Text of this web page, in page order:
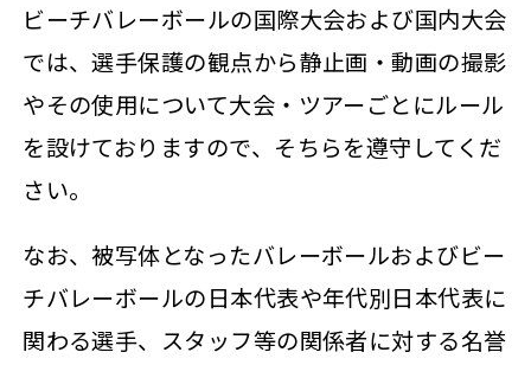
ビーチバレーボールの国際大会および国内大会
では、選手保護の観点から静止画・動画の撮影
やその使用について大会・ツアーごとにルール
を設けておりますので、そちらを遵守してくだ
さい。
なお、被写体となったバレーボールおよびビー
チバレーボールの日本代表や年代別日本代表に
関わる選手、スタッフ等の関係者に対する名誉